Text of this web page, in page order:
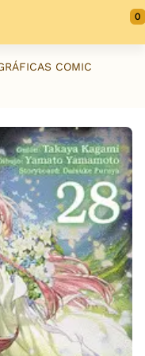
0
COMIC